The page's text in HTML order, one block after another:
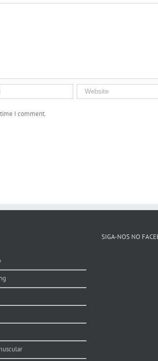
I comment.
SIGA-NOS NO